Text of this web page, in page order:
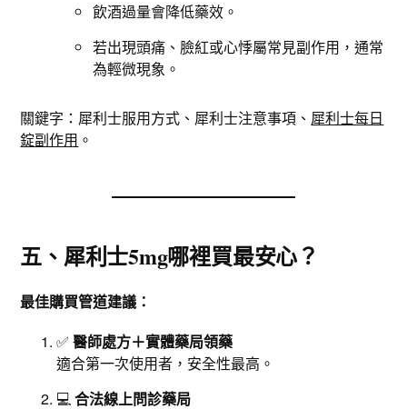
飲酒過量會降低藥效。
若出現頭痛、臉紅或心悸屬常見副作用，通常
為輕微現象。
關鍵字：犀利士服用方式、犀利士注意事項、 犀利士每日
錠副作用 。
五、犀利士5mg哪裡買最安心？
最佳購買管道建議：
✅醫師處方＋實體藥局領藥
適合第一次使用者，安全性最高。
💻合法線上問診藥局